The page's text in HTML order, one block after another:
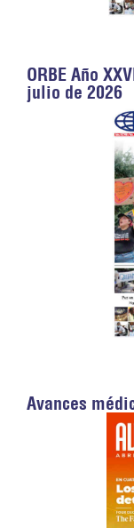
ORBE Año
julio de 2026
Avances